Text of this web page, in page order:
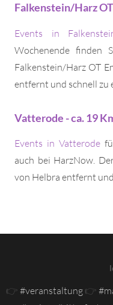
Falkenstein/Harz
Events in
Wochenende finden
Falkenstein/Harz OT
entfernt und schnell zu
Vatterode - ca. 19
Events in Vatterode
auch bei HarzNow.
von Helbra entfernt
👉 #veranstaltung👉